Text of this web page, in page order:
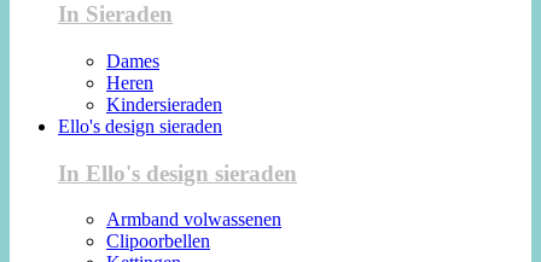
In Sieraden
Dames
Heren
Kindersieraden
Ello's design sieraden
In Ello's design sieraden
Armband volwassenen
Clipoorbellen